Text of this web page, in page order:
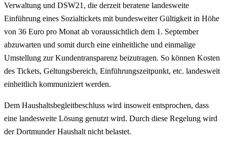
Verwaltung und DSW21, die derzeit beratene landesweite
Einführung eines Sozialtickets mit bundesweiter Gültigkeit in Höhe
von 36 Euro pro Monat ab voraussichtlich dem 1. September
abzuwarten und somit durch eine einheitliche und einmalige
Umstellung zur Kundentransparenz beizutragen. So können Kosten
des Tickets, Geltungsbereich, Einführungszeitpunkt, etc. landesweit
einheitlich kommuniziert werden.
Dem Haushaltsbegleitbeschluss wird insoweit entsprochen, dass
eine landesweite Lösung genutzt wird. Durch diese Regelung wird
der Dortmunder Haushalt nicht belastet.